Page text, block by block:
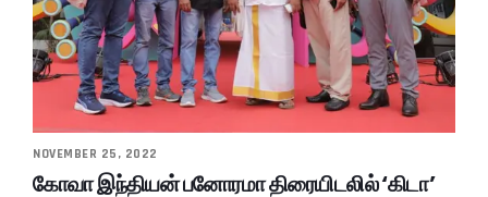
NOVEMBER 25, 2022
கோவா இந்தியன் பனோரமா திரையிடலில் ‘கிடா’